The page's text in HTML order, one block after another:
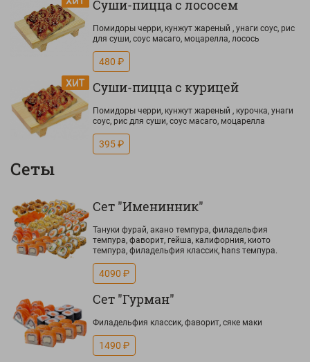
Суши-пицца с лососем
Помидоры черри, кунжут жареный , унаги соус, рис
для суши, соус масаго, моцарелла, лосось
480 ₽
Суши-пицца с курицей
Помидоры черри, кунжут жареный , курочка, унаги
соус, рис для суши, соус масаго, моцарелла
395 ₽
Сеты
Сет "Именинник"
Тануки фурай, акано темпура, филадельфия
темпура, фаворит, гейша, калифорния, киото
темпура, филадельфия классик, hans темпура.
4090 ₽
Сет "Гурман"
Филадельфия классик, фаворит, сяке маки
1490 ₽